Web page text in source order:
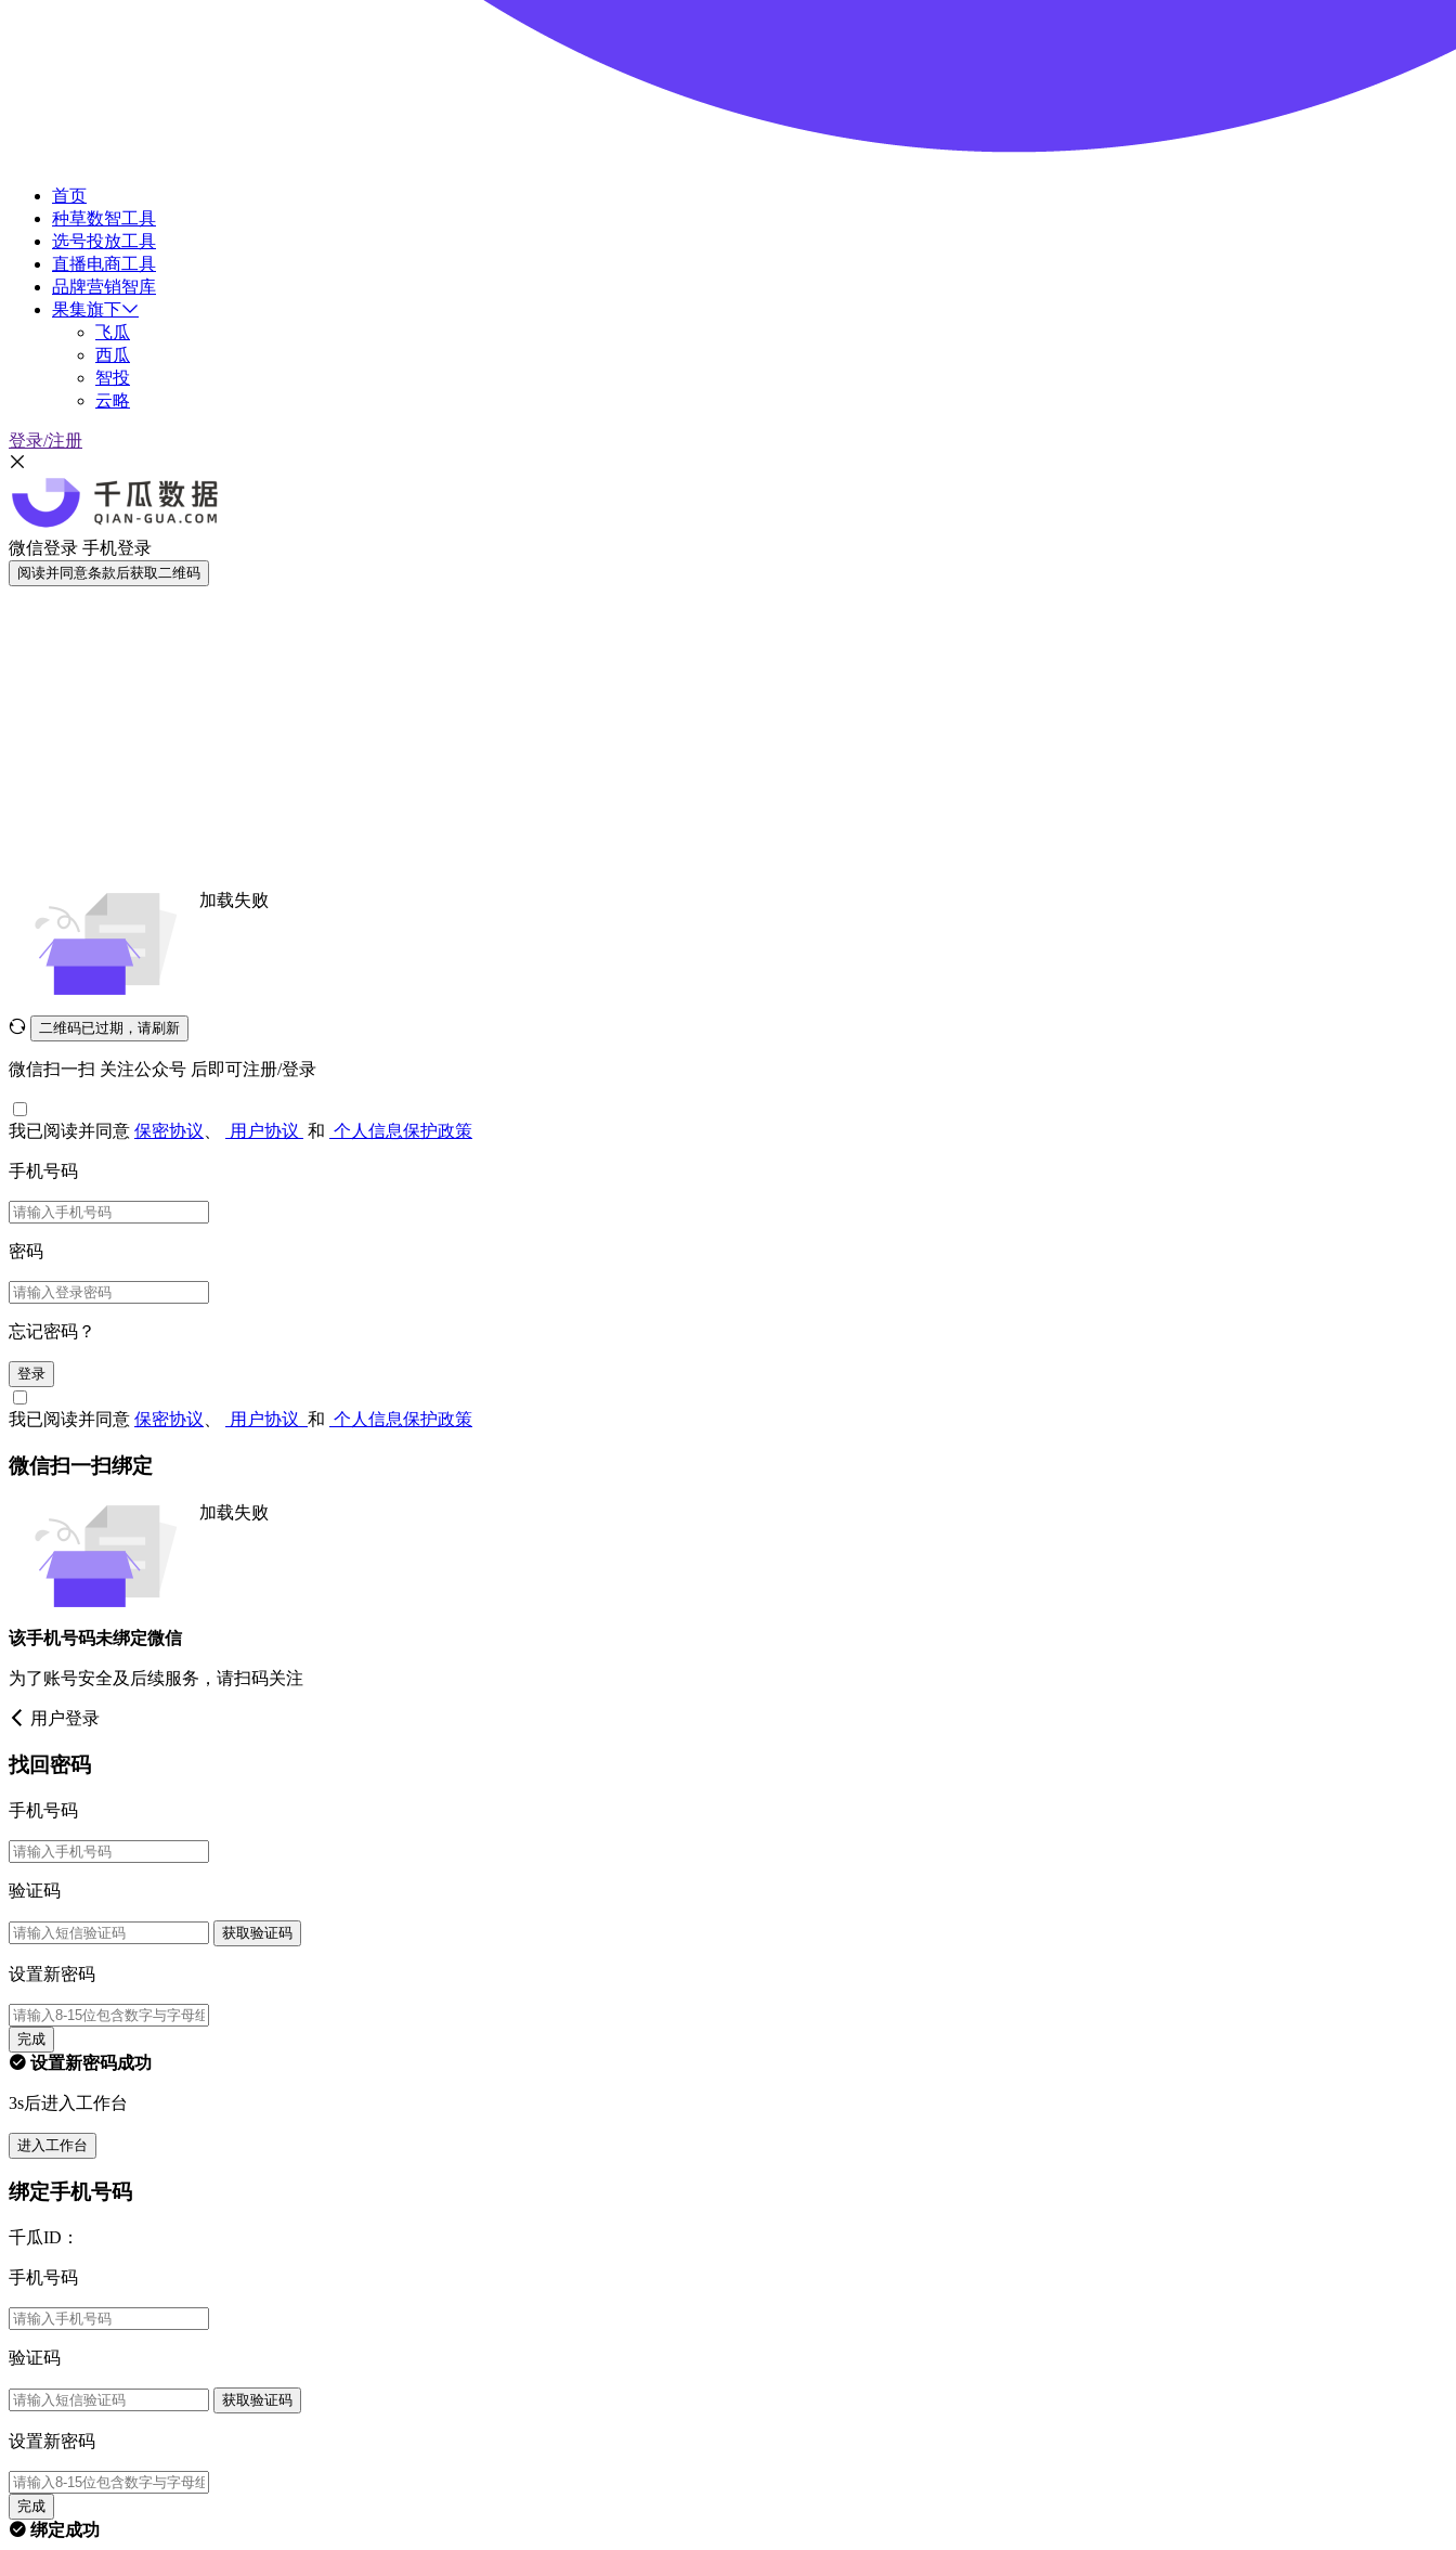
首页
种草数智工具
选号投放工具
直播电商工具
品牌营销智库
果集旗下
飞瓜
西瓜
智投
云略
登录/注册
微信登录 手机登录
阅读并同意条款后获取二维码
加载失败
二维码已过期，请刷新
微信扫一扫 关注公众号 后即可注册/登录
我已阅读并同意 保密协议 用户协议 和 个人信息保护政策
手机号码
密码
忘记密码？
登录
我已阅读并同意 保密协议 用户协议 和 个人信息保护政策
微信扫一扫绑定
加载失败
该手机号码未绑定微信
为了账号安全及后续服务，请扫码关注
用户登录
找回密码
手机号码
验证码
获取验证码
设置新密码
完成
设置新密码成功
3s后进入工作台
进入工作台
绑定手机号码
千瓜ID：
手机号码
验证码
获取验证码
设置新密码
完成
绑定成功